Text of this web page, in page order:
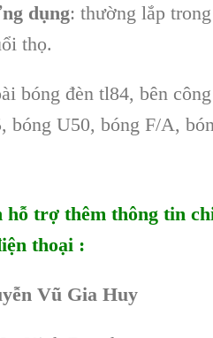
dụng: thường lắp trong
thọ.
bóng đèn tl84, bên
bóng U50, bóng F/A,
hỗ trợ thêm thông tin
thoại :
Vũ Gia Huy